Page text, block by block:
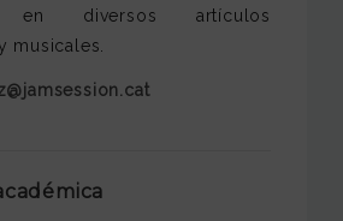
en diversos artículos
musicales.